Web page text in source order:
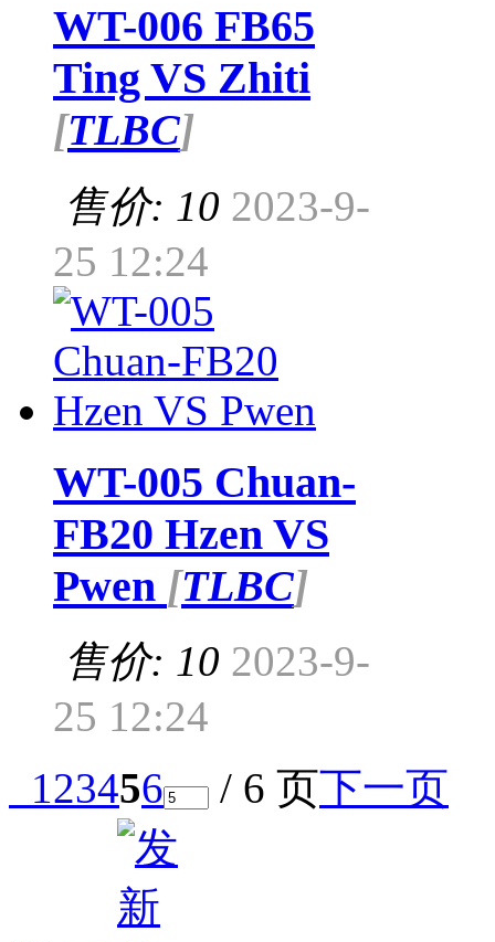
WT-006 FB65
Ting VS Zhiti
[TLBC]
售价: 10 2023-9-
25 12:24
WT-005 Chuan-
FB20 Hzen VS
Pwen [TLBC]
售价: 10 2023-9-
25 12:24
123456 / 6 页下一页